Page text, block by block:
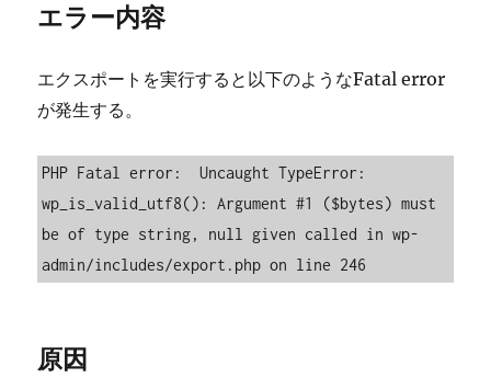
エラー内容
エクスポートを実行すると以下のようなFatal error
が発生する。
PHP Fatal error:  Uncaught TypeError:
wp_is_valid_utf8(): Argument #1 ($bytes) must
be of type string, null given called in wp-
原因